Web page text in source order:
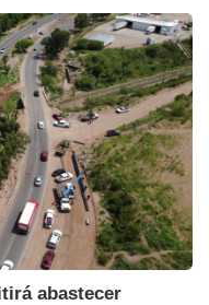
abastecer